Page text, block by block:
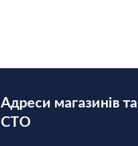
Адреси магазинів та
СТО